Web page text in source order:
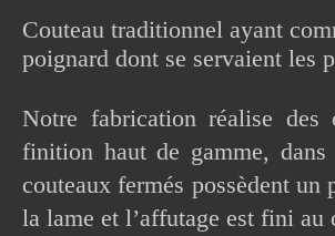
Couteau traditionnel ayant
poignard dont se servaient les
Notre fabrication réalise des
finition haut de gamme,
couteaux fermés possèdent
la lame et l’affutage est fini au